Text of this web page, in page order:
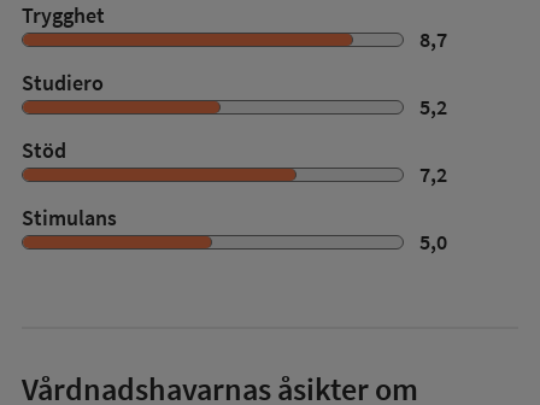
Trygghet
8,7
Studiero
5,2
Stöd
7,2
Stimulans
5,0
Vårdnadshavarnas åsikter om